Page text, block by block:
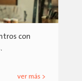
con
ver más >